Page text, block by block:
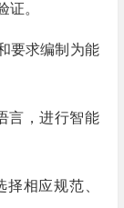
证。
要求编制为能
言，进行智能
相应规范、